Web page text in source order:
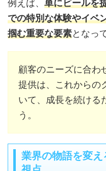
例えば、 単にビールを
での特別な体験やイベ
掴む重要な要素となっ
顧客のニーズに合わ
提供は、これからの
いて、成長を続ける
う。
業界の物語を変